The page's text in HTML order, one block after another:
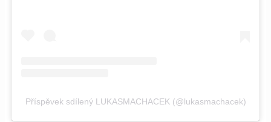
Příspěvek sdílený LUKASMACHACEK (@lukasmachacek)